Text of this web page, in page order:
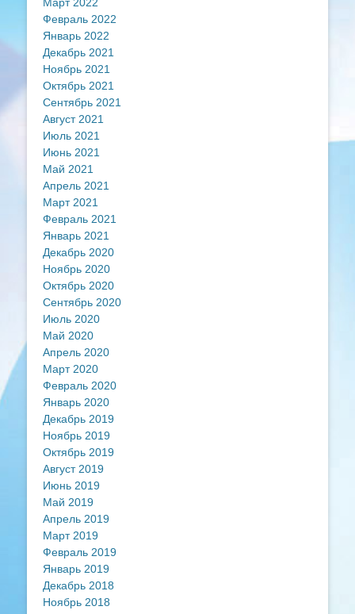
Февраль 2022
Январь 2022
Декабрь 2021
Ноябрь 2021
Октябрь 2021
Сентябрь 2021
Август 2021
Июль 2021
Июнь 2021
Май 2021
Апрель 2021
Март 2021
Февраль 2021
Январь 2021
Декабрь 2020
Ноябрь 2020
Октябрь 2020
Сентябрь 2020
Июль 2020
Май 2020
Апрель 2020
Март 2020
Февраль 2020
Январь 2020
Декабрь 2019
Ноябрь 2019
Октябрь 2019
Август 2019
Июнь 2019
Май 2019
Апрель 2019
Март 2019
Февраль 2019
Январь 2019
Декабрь 2018
Ноябрь 2018